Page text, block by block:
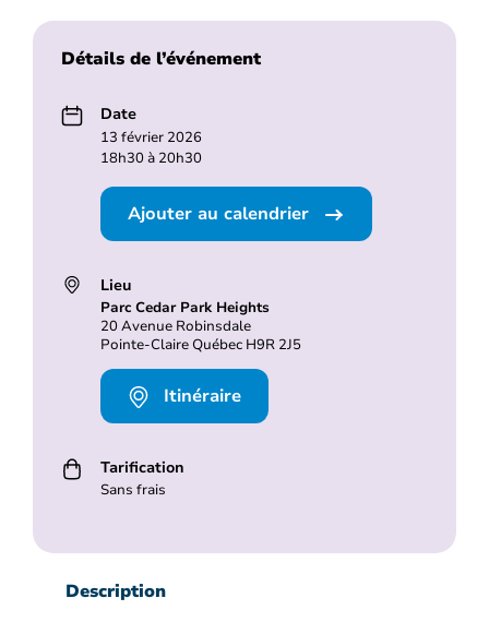
Détails de l’événement
Date
13 février 2026
18h30 à 20h30
Ajouter au calendrier
Lieu
Parc Cedar Park Heights
20 Avenue Robinsdale
Pointe-Claire Québec H9R 2J5
Itinéraire
Tarification
Sans frais
Description